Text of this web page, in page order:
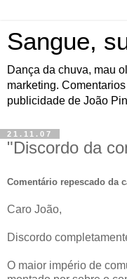
Sangue,
Dança da chuva, mau
marketing.
publicidade de João
21.11.07
"Discordo da
Comentário repescado da
Caro João,
Discordo
O maior império de